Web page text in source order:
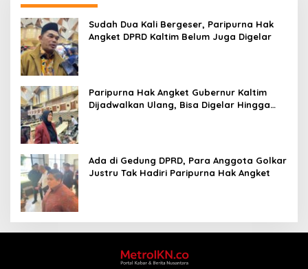
Sudah Dua Kali Bergeser, Paripurna Hak
Angket DPRD Kaltim Belum Juga Digelar
Paripurna Hak Angket Gubernur Kaltim
Dijadwalkan Ulang, Bisa Digelar Hingga
Ada di Gedung DPRD, Para Anggota Golkar
Justru Tak Hadiri Paripurna Hak Angket